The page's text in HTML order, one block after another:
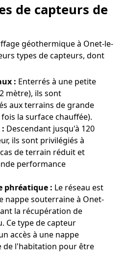
de capteurs de
géothermique à Onet-le-
types de capteurs, dont
: Enterrés à une petite
mètre), ils sont
aux terrains de grande
la surface chauffée).
Descendant jusqu'à 120
ils sont privilégiés à
de terrain réduit et
performance
phréatique : Le réseau est
nappe souterraine à Onet-
la récupération de
Ce type de capteur
accès à une nappe
de l'habitation pour être